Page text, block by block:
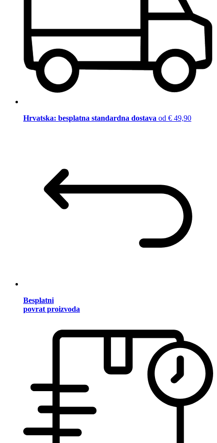
Hrvatska: besplatna standardna dostava od € 49,90
Besplatni
povrat proizvoda